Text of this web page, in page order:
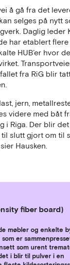
å gå fra det
selges på nytt
Daglig leder
har etablert
HUB’er hvor
fra RiG blir
jern,
videre med båt
i Riga. Der blir
slutt gjort om til
Hausken.
fiber board)
møbler og enkelte
er
som urent
i blir til pulver i en